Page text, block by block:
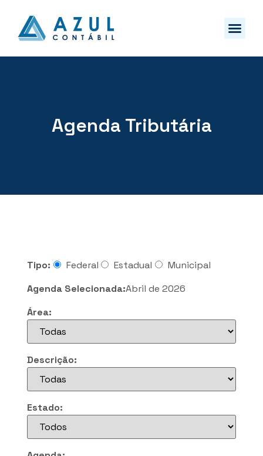
Agenda Tributária
Tipo: Federal Estadual
Municipal
Agenda Selecionada:Abril de 2026
Área:
Descrição:
Estado: